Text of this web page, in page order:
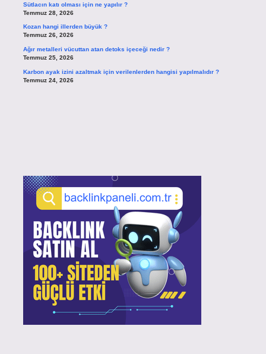
Sütlacın katı olması için ne yapılır ?
Temmuz 28, 2026
Kozan hangi illerden büyük ?
Temmuz 26, 2026
Ağır metalleri vücuttan atan detoks içeceği nedir ?
Temmuz 25, 2026
Karbon ayak izini azaltmak için verilenlerden hangisi yapılmalıdır ?
Temmuz 24, 2026